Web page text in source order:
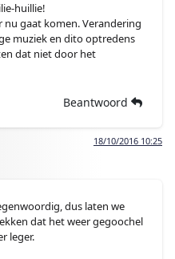
huillie!
nu gaat komen. Verandering
muziek en dito optredens
dat niet door het
Beantwoord
18/10/2016 10:25
dus laten we
dat het weer gegoochel
leger.